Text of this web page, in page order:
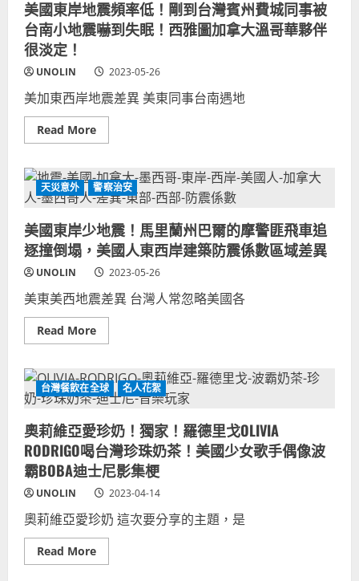
榮
譽
感
建
議
民
人
出
門
戶
動
戴
罩
防
塵
奶！
珍
珠
店
荷
蘭
受
迎！
波
霸
門
市
排
人
潮！
阿
姆
斯
特
丹
鹿
海
牙
愛
珍
奶
美國東岸地震頻率低！剛到台灣賓州費城同事被
台南小地震嚇到失眠！西雅圖加拿大溫哥華夥伴
很淡定！
UNOLIN 2023-05-26
美加東西岸地震差異 美東同事台南遇地
Read MoreRead
more
國
東
岸
地
震
頻
率
低！
剛
到
灣
賓
州
費
城
被
台
南
小
地
震
嚇
到
失
眠！
西
雅
圖
加
溫
哥
天災意外 警察治安
美國東岸少地震！馬里蘭州巴爾的摩警匪飛車追
逐撞倒塌，美國人東西岸建築防震係數區域差異
UNOLIN 2023-05-26
美東美西地震差異 台灣人常忽略美國各
Read MoreRead
more
國
東
岸
少
地
震！
馬
里
蘭
州
巴
爾
的
摩
匪
飛
車
台灣餐飲在全球 名人花絮
奧莉維亞愛珍奶！獨家！羅德里戈OLIVIA
RODRIGO喝台灣珍珠奶茶！美國少女歌手偶像波
霸BOBA迪士尼影集梗
UNOLIN 2023-04-14
奧莉維亞愛珍奶 這次要分享的主題，是
Read MoreRead
more